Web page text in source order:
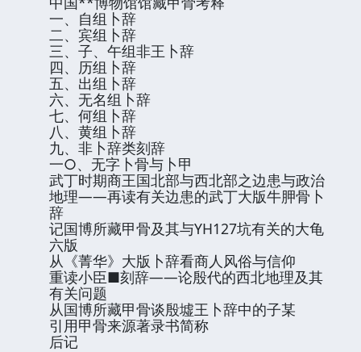
一、自组卜辞
二、宾组卜辞
三、子、午组非王卜辞
四、历组卜辞
五、出组卜辞
六、无名组卜辞
七、何组卜辞
八、黄组卜辞
九、非卜辞类刻辞
一○、无字卜骨与卜甲
武丁时期商王国北部与西北部之边患与政治
地理——再读有关边患的武丁大版牛胛骨卜
辞
记国博所藏甲骨及其与YH127坑有关的大龟
六版
从《菁华》大版卜辞看商人风俗与信仰
重读小臣■刻辞——论殷代的西北地理及其
有关问题
从国博所藏甲骨谈殷墟王卜辞中的子某
引用甲骨来源著录书简称
后记